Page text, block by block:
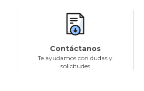
Contáctanos
Te ayudamos con dudas y
solicitudes